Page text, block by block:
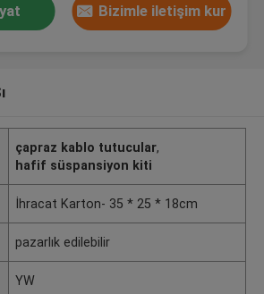
Bizimle iletişim kur
çapraz kablo tutucular,
hafif süspansiyon kiti
İhracat Karton- 35 * 25 * 18cm
pazarlık edilebilir
YW